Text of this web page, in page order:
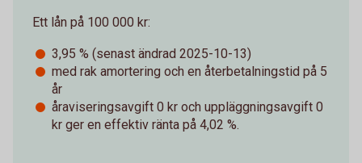
Ett lån på 100 000 kr:
3,95 % (senast ändrad 2025-10-13)
med rak amortering och en återbetalningstid på 5
år
åraviseringsavgift 0 kr och uppläggningsavgift 0
kr ger en effektiv ränta på 4,02 %.